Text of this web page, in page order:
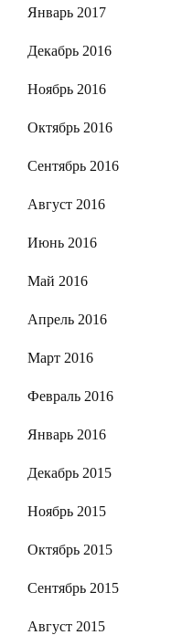
Январь 2017
Декабрь 2016
Ноябрь 2016
Октябрь 2016
Сентябрь 2016
Август 2016
Июнь 2016
Май 2016
Апрель 2016
Март 2016
Февраль 2016
Январь 2016
Декабрь 2015
Ноябрь 2015
Октябрь 2015
Сентябрь 2015
Август 2015